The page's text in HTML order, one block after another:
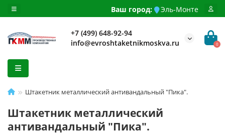
Ваш город: Эль-Монте
+7 (499) 648-92-94
info@evroshtaketnikmoskva.ru
0
Штакетник металлический антивандальный "Пика".
Штакетник металлический
антивандальный "Пика".